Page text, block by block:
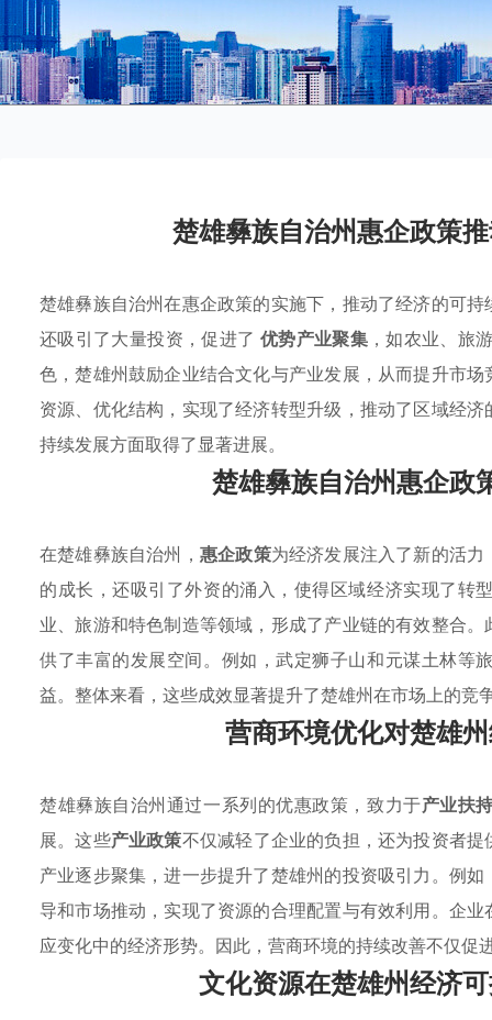
楚雄彝族自治州惠企政策
楚雄彝族自治州在惠企政策的实施下，推动了经济的可
还吸引了大量投资，促进了 优势产业聚集 ，如农业、旅
色，楚雄州鼓励企业结合文化与产业发展，从而提升市
资源、优化结构，实现了经济转型升级，推动了区域经
持续发展方面取得了显著进展。
楚雄彝族自治州惠企政
在楚雄彝族自治州， 惠企政策为经济发展注入了新的活
的成长，还吸引了外资的涌入，使得区域经济实现了转
业、旅游和特色制造等领域，形成了产业链的有效整合
供了丰富的发展空间。例如，武定狮子山和元谋土林等
益。整体来看，这些成效显著提升了楚雄州在市场上的竞
营商环境优化对楚雄
楚雄彝族自治州通过一系列的优惠政策，致力于产业扶
展。这些产业政策不仅减轻了企业的负担，还为投资者
产业逐步聚集，进一步提升了楚雄州的投资吸引力。例
导和市场推动，实现了资源的合理配置与有效利用。企
应变化中的经济形势。因此，营商环境的持续改善不仅
文化资源在楚雄州经济